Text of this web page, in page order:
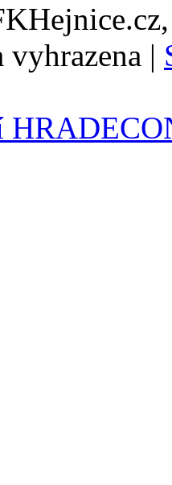
vyhrazena |